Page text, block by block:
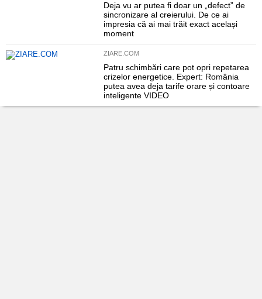
Deja vu ar putea fi doar un „defect” de
sincronizare al creierului. De ce ai
impresia că ai mai trăit exact același
moment
ZIARE.COM
Patru schimbări care pot opri repetarea
crizelor energetice. Expert: România
putea avea deja tarife orare și contoare
inteligente VIDEO